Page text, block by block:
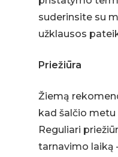
suderinsite su
užklausos
Priežiūra
Žiemą
kad šalčio
Reguliari
tarnavimo laiką